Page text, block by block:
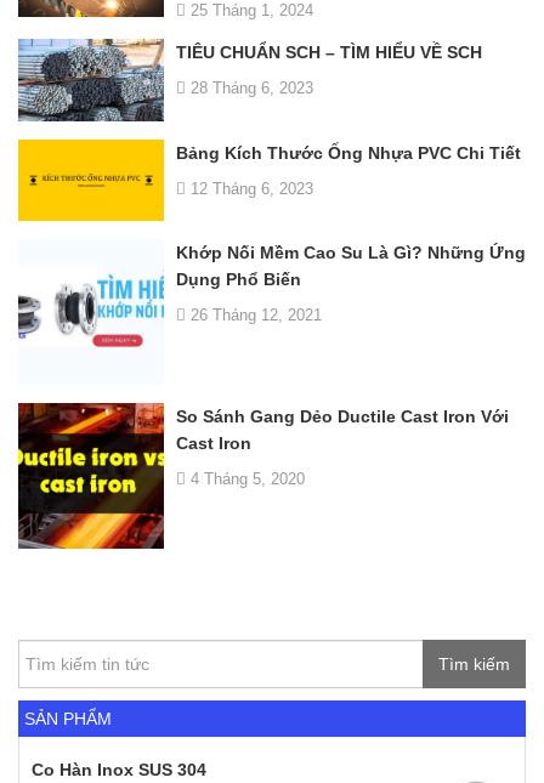
25 Tháng 1, 2024
TIÊU CHUẨN SCH – TÌM HIỂU VỀ SCH
28 Tháng 6, 2023
Bảng Kích Thước Ống Nhựa PVC Chi Tiết
12 Tháng 6, 2023
Khớp Nối Mềm Cao Su Là Gì? Những Ứng
Dụng Phổ Biến
26 Tháng 12, 2021
So Sánh Gang Dẻo Ductile Cast Iron Với
Cast Iron
4 Tháng 5, 2020
Tìm kiếm
SẢN PHẨM
Co Hàn Inox SUS 304